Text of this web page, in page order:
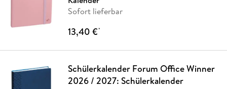
Sofort lieferbar
13,40 €*
Schülerkalender Forum Office Winner
2026 / 2027: Schülerkalender